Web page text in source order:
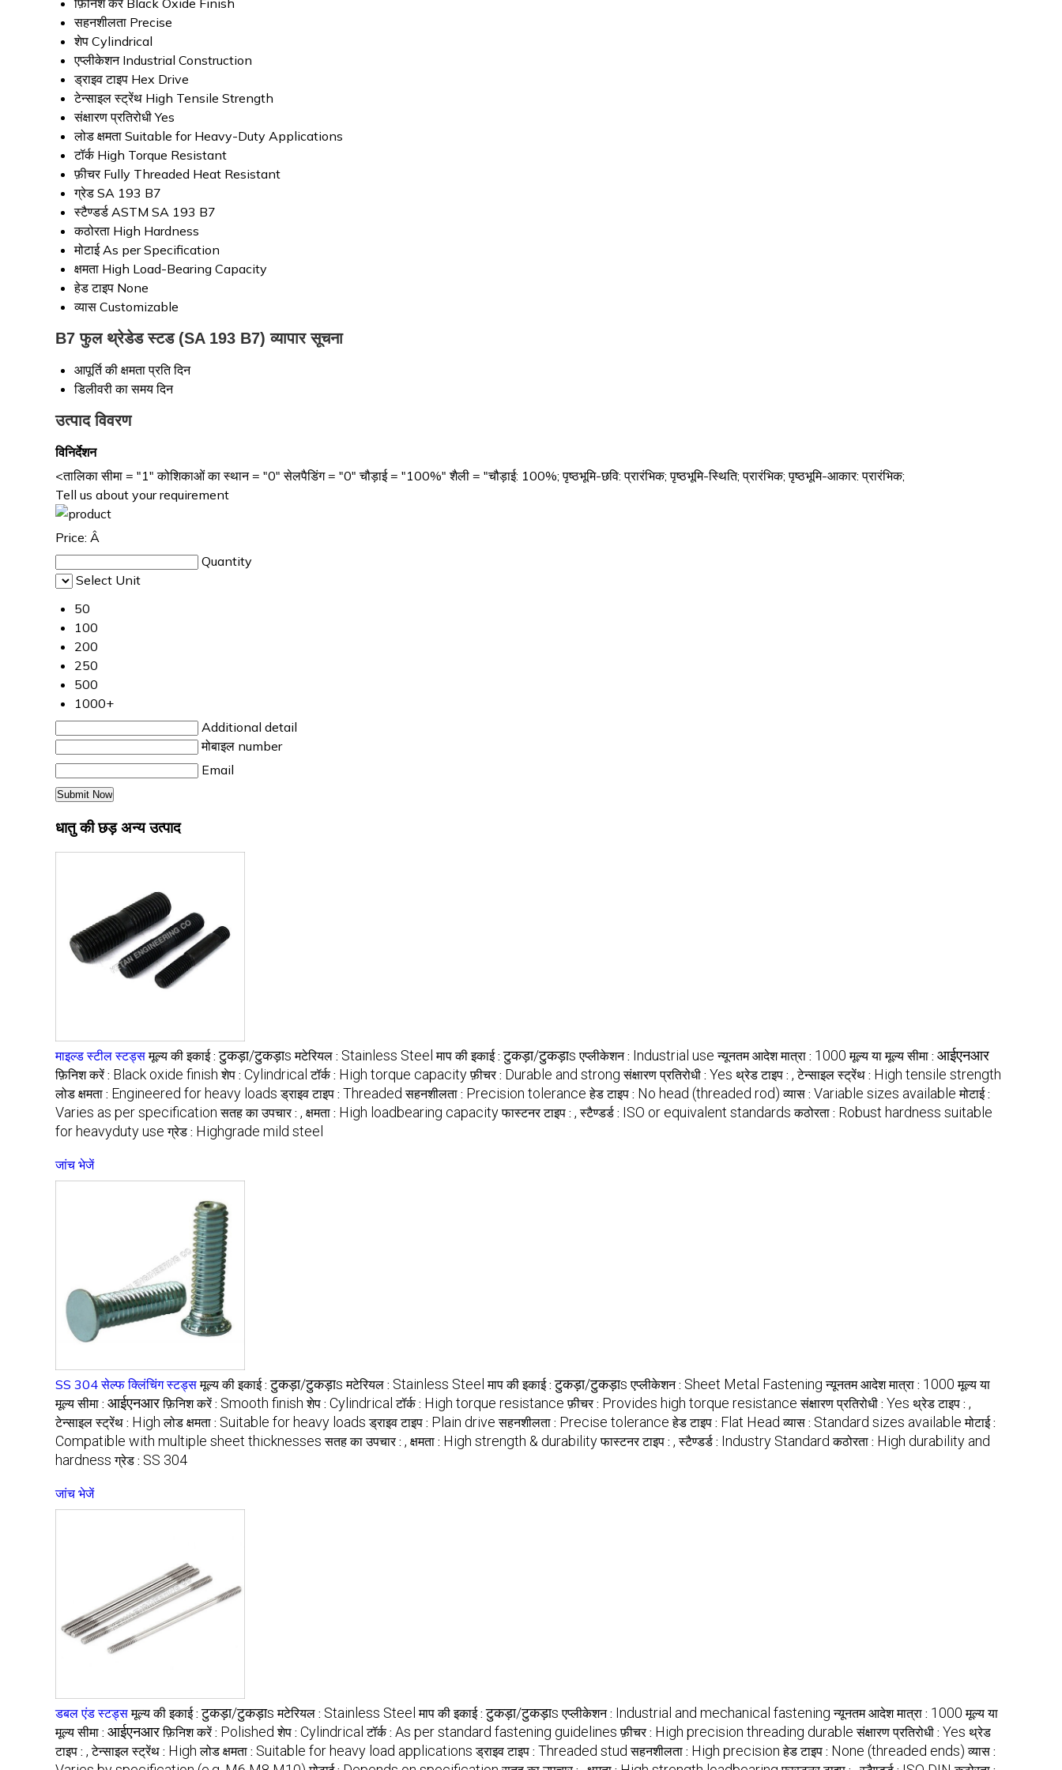
फ़िनिश करें Black Oxide Finish
सहनशीलता Precise
शेप Cylindrical
एप्लीकेशन Industrial Construction
ड्राइव टाइप Hex Drive
टेन्साइल स्ट्रेंथ High Tensile Strength
संक्षारण प्रतिरोधी Yes
लोड क्षमता Suitable for Heavy-Duty Applications
टॉर्क High Torque Resistant
फ़ीचर Fully Threaded Heat Resistant
ग्रेड SA 193 B7
स्टैण्डर्ड ASTM SA 193 B7
कठोरता High Hardness
मोटाई As per Specification
क्षमता High Load-Bearing Capacity
हेड टाइप None
व्यास Customizable
B7 फुल थ्रेडेड स्टड (SA 193 B7) व्यापार सूचना
आपूर्ति की क्षमता प्रति दिन
डिलीवरी का समय दिन
उत्पाद विवरण
विनिर्देशन
<तालिका सीमा = "1" कोशिकाओं का स्थान = "0" सेलपैडिंग = "0" चौड़ाई = "100%" शैली = "चौड़ाई: 100%; पृष्ठभूमि-छवि: प्रारंभिक; पृष्ठभूमि-स्थिति; प्रारंभिक; पृष्ठभूमि-आकार: प्रारंभिक;
Tell us about your requirement
Price: Â
Quantity
Select Unit
50
100
200
250
500
1000+
Additional detail
मोबाइल number
Email
धातु की छड़ अन्य उत्पाद
माइल्ड स्टील स्टड्स मूल्य की इकाई :टुकड़ा/टुकड़ाs मटेरियल : Stainless Steel माप की इकाई :टुकड़ा/टुकड़ाs एप्लीकेशन : Industrial use न्यूनतम आदेश मात्रा : 1000 मूल्य या मूल्य सीमा : आईएनआर
फ़िनिश करें : Black oxide finish शेप : Cylindrical टॉर्क : High torque capacity फ़ीचर : Durable and strong संक्षारण प्रतिरोधी : Yes थ्रेड टाइप : , टेन्साइल स्ट्रेंथ : High tensile strength
लोड क्षमता : Engineered for heavy loads ड्राइव टाइप : Threaded सहनशीलता : Precision tolerance हेड टाइप : No head (threaded rod) व्यास : Variable sizes available मोटाई :
Varies as per specification सतह का उपचार : , क्षमता : High loadbearing capacity फास्टनर टाइप : , स्टैण्डर्ड : ISO or equivalent standards कठोरता : Robust hardness suitable
for heavyduty use ग्रेड : Highgrade mild steel
जांच भेजें
SS 304 सेल्फ क्लिंचिंग स्टड्स मूल्य की इकाई :टुकड़ा/टुकड़ाs मटेरियल : Stainless Steel माप की इकाई :टुकड़ा/टुकड़ाs एप्लीकेशन : Sheet Metal Fastening न्यूनतम आदेश मात्रा : 1000 मूल्य या
मूल्य सीमा : आईएनआर फ़िनिश करें : Smooth finish शेप : Cylindrical टॉर्क : High torque resistance फ़ीचर : Provides high torque resistance संक्षारण प्रतिरोधी : Yes थ्रेड टाइप : ,
टेन्साइल स्ट्रेंथ : High लोड क्षमता : Suitable for heavy loads ड्राइव टाइप : Plain drive सहनशीलता : Precise tolerance हेड टाइप : Flat Head व्यास : Standard sizes available मोटाई :
Compatible with multiple sheet thicknesses सतह का उपचार : , क्षमता : High strength & durability फास्टनर टाइप : , स्टैण्डर्ड : Industry Standard कठोरता : High durability and
hardness ग्रेड : SS 304
जांच भेजें
डबल एंड स्टड्स मूल्य की इकाई :टुकड़ा/टुकड़ाs मटेरियल : Stainless Steel माप की इकाई :टुकड़ा/टुकड़ाs एप्लीकेशन : Industrial and mechanical fastening न्यूनतम आदेश मात्रा : 1000 मूल्य या
मूल्य सीमा : आईएनआर फ़िनिश करें : Polished शेप : Cylindrical टॉर्क : As per standard fastening guidelines फ़ीचर : High precision threading durable संक्षारण प्रतिरोधी : Yes थ्रेड
टाइप : , टेन्साइल स्ट्रेंथ : High लोड क्षमता : Suitable for heavy load applications ड्राइव टाइप : Threaded stud सहनशीलता : High precision हेड टाइप : None (threaded ends) व्यास :